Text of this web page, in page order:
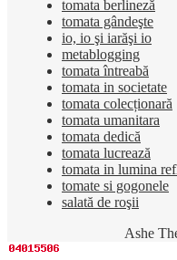
tomata berlineză
tomata gândeşte
io, io şi iarăşi io
metablogging
tomata întreabă
tomata in societate
tomata colecționară
tomata umanitara
tomata dedică
tomata lucrează
tomata in lumina
tomate si gogonele
salată de roşii
Ashe